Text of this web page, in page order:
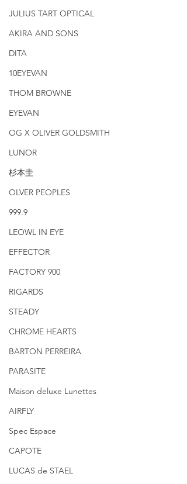
JULIUS TART OPTICAL
AKIRA AND SONS
DITA
10EYEVAN
THOM BROWNE
EYEVAN
OG X OLIVER GOLDSMITH
LUNOR
杉本圭
OLVER PEOPLES
999.9
LEOWL IN EYE
EFFECTOR
FACTORY 900
RIGARDS
STEADY
CHROME HEARTS
BARTON PERREIRA
PARASITE
Maison deluxe Lunettes
AIRFLY
Spec Espace
CAPOTE
LUCAS de STAEL